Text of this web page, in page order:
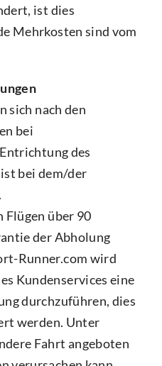
ist dies
Mehrkosten sind vom
sich nach den
bei
des
bei dem/der
Flügen über 90
der Abholung
Runner.com wird
Kundenservices eine
durchzuführen, dies
werden. Unter
Fahrt angeboten